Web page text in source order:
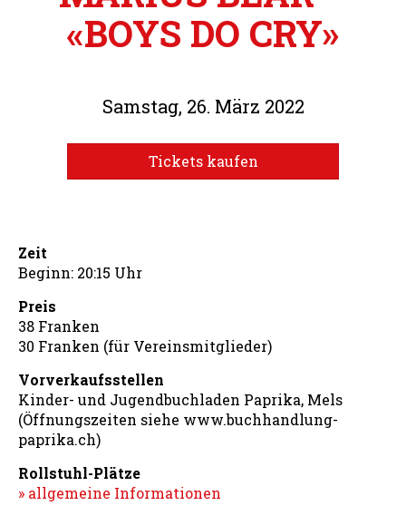
«BOYS DO CRY»
Samstag, 26. März 2022
Tickets kaufen
Zeit
Beginn: 20:15 Uhr
Preis
38 Franken
30 Franken (für Vereinsmitglieder)
Vorverkaufsstellen
Kinder- und Jugendbuchladen Paprika, Mels
(Öffnungszeiten siehe www.buchhandlung-
paprika.ch)
Rollstuhl-Plätze
» allgemeine Informationen